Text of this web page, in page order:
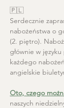
🇵🇱
Serdecznie
nabożeństwa o
(2. piętro).
głównie w
każdego
angielskie
Oto, czego
naszych